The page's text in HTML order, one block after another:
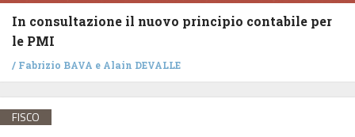
In consultazione il nuovo principio contabile per
le PMI
/ Fabrizio BAVA e Alain DEVALLE
FISCO